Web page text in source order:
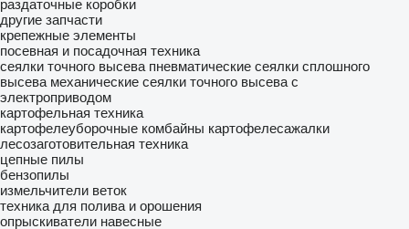
раздаточные коробки
другие запчасти
крепежные элементы
посевная и посадочная техника
сеялки точного высева пневматические сеялки сплошного
высева механические сеялки точного высева с
электроприводом
картофельная техника
картофелеуборочные комбайны картофелесажалки
лесозаготовительная техника
цепные пилы
бензопилы
измельчители веток
техника для полива и орошения
опрыскиватели навесные